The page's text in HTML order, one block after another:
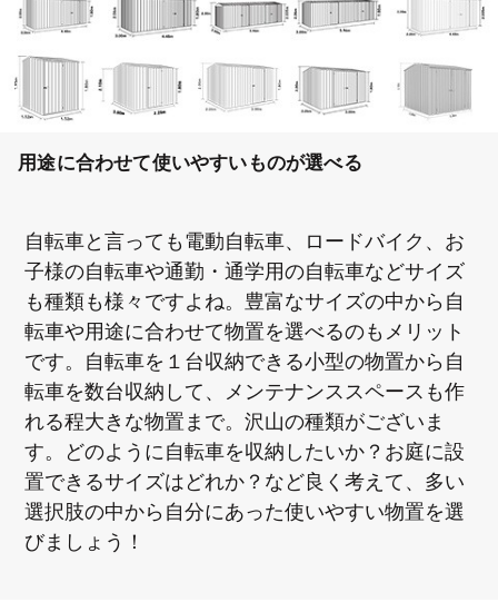
用途に合わせて使いやすいものが選べる
自転車と言っても電動自転車、ロードバイク、お
子様の自転車や通勤・通学用の自転車などサイズ
も種類も様々ですよね。豊富なサイズの中から自
転車や用途に合わせて物置を選べるのもメリット
です。自転車を１台収納できる小型の物置から自
転車を数台収納して、メンテナンススペースも作
れる程大きな物置まで。沢山の種類がございま
す。どのように自転車を収納したいか？お庭に設
置できるサイズはどれか？など良く考えて、多い
選択肢の中から自分にあった使いやすい物置を選
びましょう！